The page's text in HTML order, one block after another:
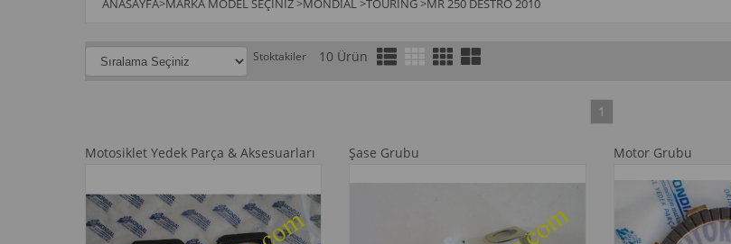
ANASAYFA>MARKA MODEL SEÇINIZ>MONDİAL>TOURİNG>MR 250 DESTRO 2010
Stoktakiler 10 Ürün
1
Motosiklet Yedek Parça & Aksesuarları Şase Grubu Motor Grubu